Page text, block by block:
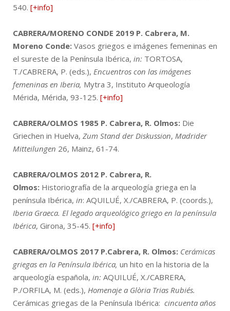
540. [+info]
CABRERA/MORENO CONDE 2019 P. Cabrera, M.
Moreno Conde: Vasos griegos e imágenes femeninas en
el sureste de la Península Ibérica, in: TORTOSA,
T./CABRERA, P. (eds.), Encuentros con las imágenes
femeninas en Iberia, Mytra 3, Instituto Arqueología
Mérida, Mérida, 93-125. [+info]
CABRERA/OLMOS 1985 P. Cabrera, R. Olmos: Die
Griechen in Huelva, Zum Stand der Diskussion, Madrider
Mitteilungen 26, Mainz, 61-74.
CABRERA/OLMOS 2012 P. Cabrera, R.
Olmos: Historiografía de la arqueología griega en la
península Ibérica, in: AQUILUÉ, X./CABRERA, P. (coords.),
Iberia Graeca. El legado arqueológico griego en la península
Ibérica, Girona, 35-45. [+info]
CABRERA/OLMOS 2017 P.Cabrera, R. Olmos: Cerámicas
griegas en la Península Ibérica, un hito en la historia de la
arqueología española, in: AQUILUÉ, X./CABRERA,
P./ORFILA, M. (eds.), Homenaje a Glòria Trias Rubiés.
Cerámicas griegas de la Península Ibérica: cincuenta años